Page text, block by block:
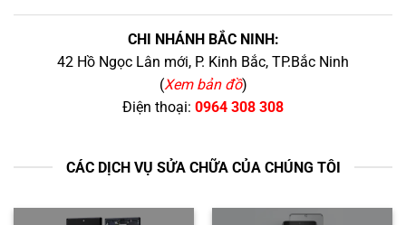
CHI NHÁNH BẮC NINH:
42 Hồ Ngọc Lân mới, P. Kinh Bắc, TP.Bắc Ninh
(Xem bản đồ)
Điện thoại: 0964 308 308
CÁC DỊCH VỤ SỬA CHỮA CỦA CHÚNG TÔI